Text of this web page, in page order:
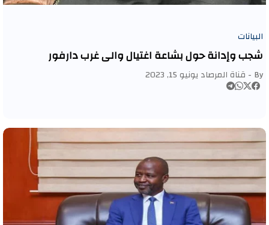
البيانات
شجب وإدانة حول بشاعة اغتيال والي غرب دارفور
By - قناة المرصاديونيو 15, 2023